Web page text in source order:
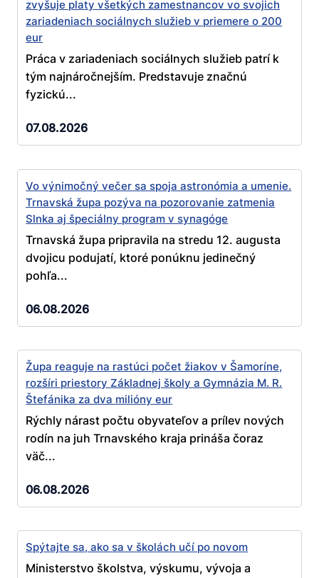
zvyšuje platy všetkých zamestnancov vo svojich
zariadeniach sociálnych služieb v priemere o 200
eur
Práca v zariadeniach sociálnych služieb patrí k
tým najnáročnejším. Predstavuje značnú
fyzickú...
07.08.2026
Vo výnimočný večer sa spoja astronómia a umenie.
Trnavská župa pozýva na pozorovanie zatmenia
Slnka aj špeciálny program v synagóge
Trnavská župa pripravila na stredu 12. augusta
dvojicu podujatí, ktoré ponúknu jedinečný
pohľa...
06.08.2026
Župa reaguje na rastúci počet žiakov v Šamoríne,
rozšíri priestory Základnej školy a Gymnázia M. R.
Štefánika za dva milióny eur
Rýchly nárast počtu obyvateľov a prílev nových
rodín na juh Trnavského kraja prináša čoraz
väč...
06.08.2026
Spýtajte sa, ako sa v školách učí po novom
Ministerstvo školstva, výskumu, vývoja a